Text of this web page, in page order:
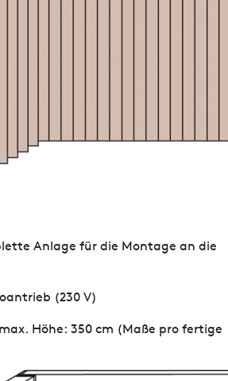
Anlage für die Montage an die
(230 V)
Höhe: 350 cm (Maße pro fertige